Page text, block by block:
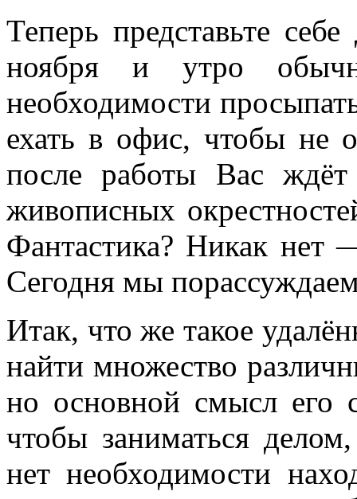
Теперь представьте
ноября и утро
необходимости
ехать в офис, чтобы не
после работы Вас
живописных
Фантастика? Никак нет
Сегодня мы
Итак, что же такое
найти множество
но основной смысл его
чтобы заниматься
нет необходимости